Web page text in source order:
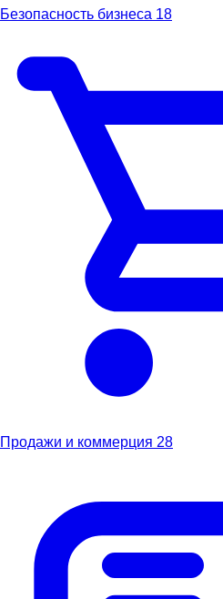
Безопасность бизнеса 18
Продажи и коммерция 28